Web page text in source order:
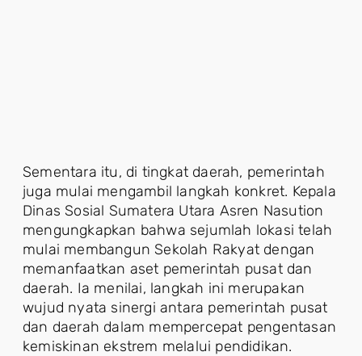
Sementara itu, di tingkat daerah, pemerintah
juga mulai mengambil langkah konkret. Kepala
Dinas Sosial Sumatera Utara Asren Nasution
mengungkapkan bahwa sejumlah lokasi telah
mulai membangun Sekolah Rakyat dengan
memanfaatkan aset pemerintah pusat dan
daerah. Ia menilai, langkah ini merupakan
wujud nyata sinergi antara pemerintah pusat
dan daerah dalam mempercepat pengentasan
kemiskinan ekstrem melalui pendidikan.